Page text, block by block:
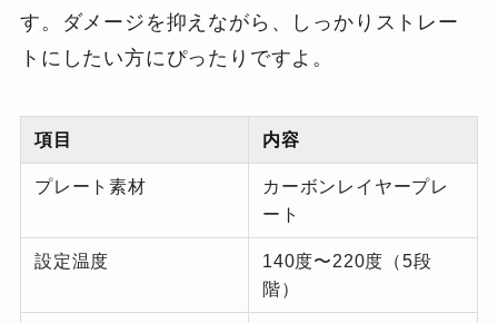
す。ダメージを抑えながら、しっかりストレー
トにしたい方にぴったりですよ。
項目 内容
プレート素材
カーボンレイヤープレ
ート
設定温度
140度〜220度（5段
階）